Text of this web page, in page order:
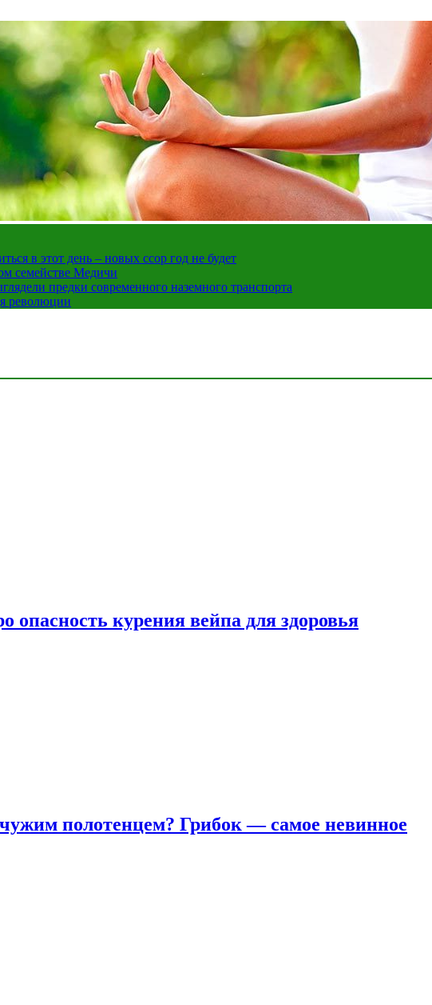
в этот день – новых ссор год не будет
семействе Медичи
предки современного наземного транспорта
революции
опасность курения вейпа для здоровья
полотенцем? Грибок — самое невинное